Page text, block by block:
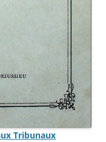
Tribunaux